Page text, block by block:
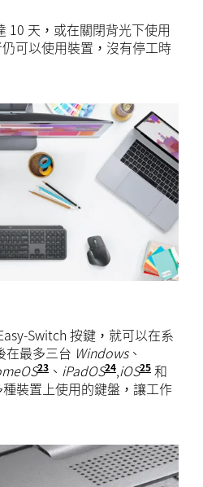
10 天，或在關閉背光下使用
及運算條件而異。
可以使用裝置，沒有停工時
Switch 按鍵，就可以在系
在最多三台 Windows、
和 macOS 以外的系統上，
23 在 Windows 和 macOS
、 iPadOS24在 Windows
,iOS25 在
和
macOS 以外的系統上，無須安
裝置上使用的鍵盤，讓工作